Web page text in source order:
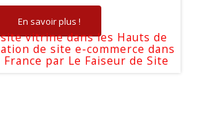
En savoir plus !
vitrine dans les Hauts de
de site e-commerce dans
par Le Faiseur de Site